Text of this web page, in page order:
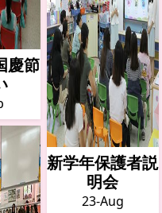
慶節
新学年保護者説
明会
23-Aug